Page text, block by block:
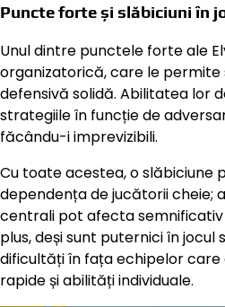
Puncte forte și slăbiciuni în
Unul dintre punctele forte ale
organizatorică, care le permite
defensivă solidă. Abilitatea lor
strategiile în funcție de
făcându-i imprevizibili.
Cu toate acestea, o slăbiciune
dependența de jucătorii cheie;
centrali pot afecta semnificativ
plus, deși sunt puternici în
dificultăți în fața echipelor care
rapide și abilități individuale.